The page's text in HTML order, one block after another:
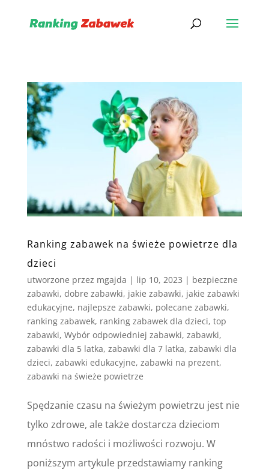
Ranking zabawek na świeże powietrze dla
dzieci
utworzone przez mgajda | lip 10, 2023 | bezpieczne
zabawki, dobre zabawki, jakie zabawki, jakie zabawki
edukacyjne, najlepsze zabawki, polecane zabawki,
ranking zabawek, ranking zabawek dla dzieci, top
zabawki, Wybór odpowiedniej zabawki, zabawki,
zabawki dla 5 latka, zabawki dla 7 latka, zabawki dla
dzieci, zabawki edukacyjne, zabawki na prezent,
zabawki na świeże powietrze
Spędzanie czasu na świeżym powietrzu jest nie
tylko zdrowe, ale także dostarcza dzieciom
mnóstwo radości i możliwości rozwoju. W
poniższym artykule przedstawiamy ranking